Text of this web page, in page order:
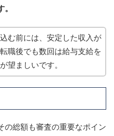
む前には、安定した収入が
職後でも数回は給与支給を
望ましいです。
の総額も審査の重要なポイン